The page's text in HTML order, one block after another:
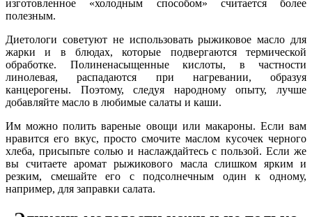
изготовленное «холодным способом» считается более
полезным.
Диетологи советуют не использовать рыжиковое масло для
жарки и в блюдах, которые подвергаются термической
обработке. Полиненасыщенные кислоты, в частности
линолевая, распадаются при нагревании, образуя
канцерогены. Поэтому, следуя народному опыту, лучше
добавляйте масло в любимые салаты и каши.
Им можно полить вареные овощи или макароны. Если вам
нравится его вкус, просто смочите маслом кусочек черного
хлеба, присыпьте солью и наслаждайтесь с пользой. Если же
вы считаете аромат рыжикового масла слишком ярким и
резким, смешайте его с подсолнечным один к одному,
например, для заправки салата.